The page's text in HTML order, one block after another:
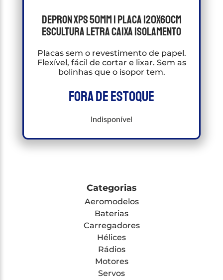
Depron Xps 50mm 1 Placa 120x60cm
Escultura letra caixa isolamento
Placas sem o revestimento de papel.
Flexível, fácil de cortar e lixar. Sem as
bolinhas que o isopor tem.
Fora de estoque
Indisponível
Categorias
Aeromodelos
Baterias
Carregadores
Hélices
Rádios
Motores
Servos